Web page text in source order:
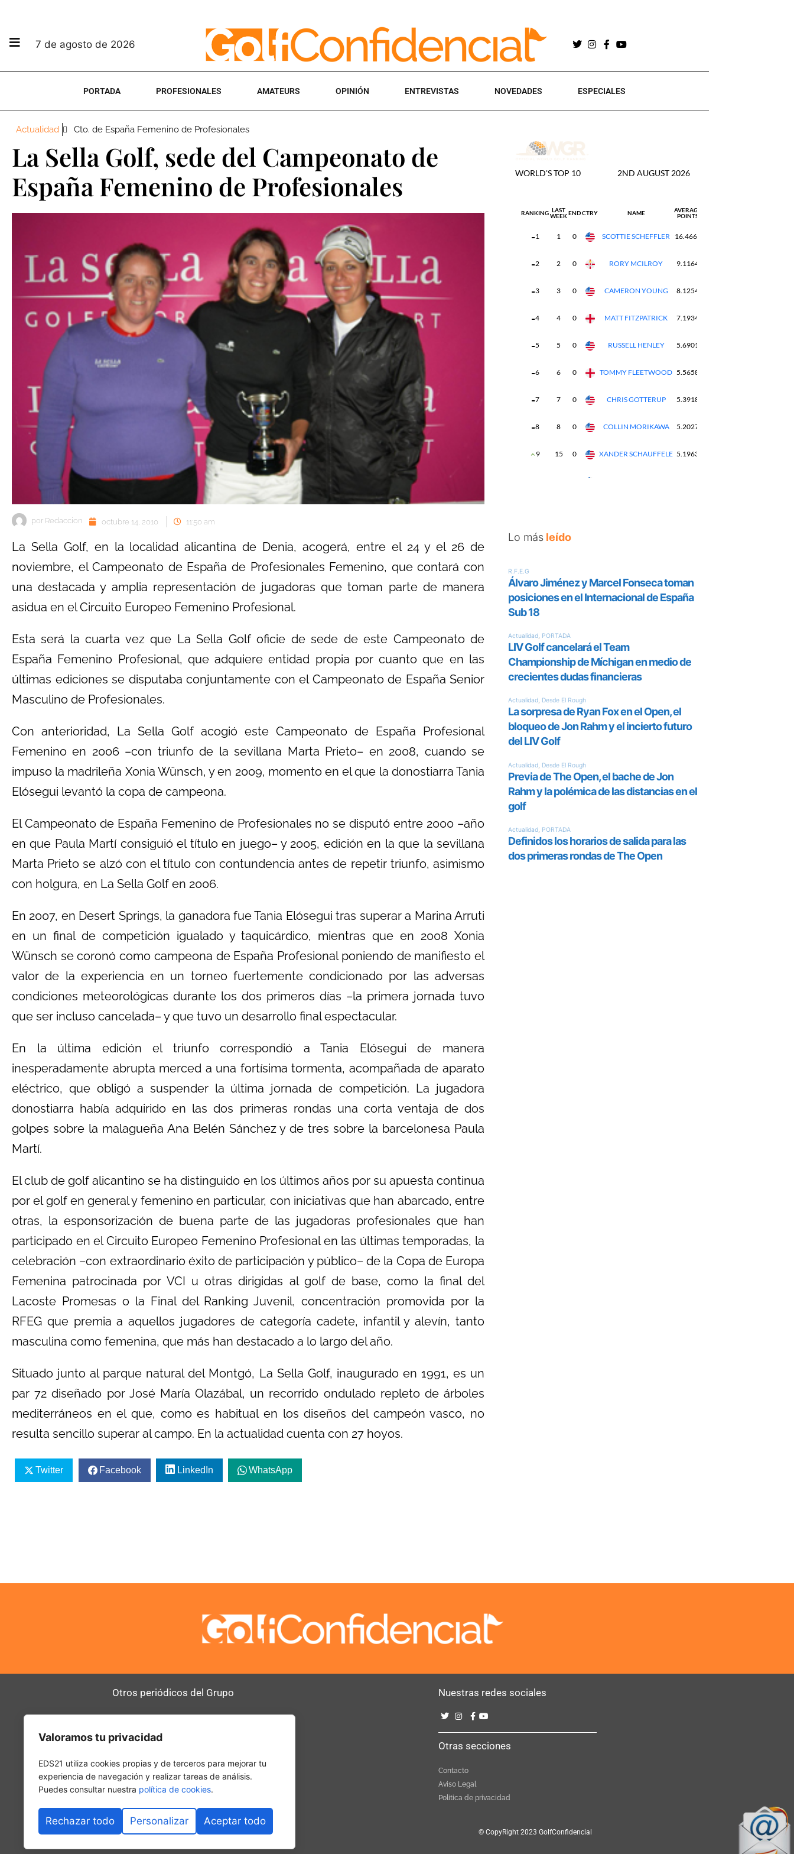
7 de agosto de 2026
PORTADA PROFESIONALES AMATEURS OPINIÓN ENTREVISTAS NOVEDADES ESPECIALES
Actualidad Cto. de España Femenino de Profesionales
La Sella Golf, sede del Campeonato de
España Femenino de Profesionales
por Redaccion octubre 14, 2010 11:50 am
La Sella Golf, en la localidad alicantina de Denia, acogerá, entre el 24 y el 26 de
noviembre, el Campeonato de España de Profesionales Femenino, que contará con
una destacada y amplia representación de jugadoras que toman parte de manera
asidua en el Circuito Europeo Femenino Profesional.
Esta será la cuarta vez que La Sella Golf oficie de sede de este Campeonato de
España Femenino Profesional, que adquiere entidad propia por cuanto que en las
últimas ediciones se disputaba conjuntamente con el Campeonato de España Senior
Masculino de Profesionales.
Con anterioridad, La Sella Golf acogió este Campeonato de España Profesional
Femenino en 2006 –con triunfo de la sevillana Marta Prieto– en 2008, cuando se
impuso la madrileña Xonia Wünsch, y en 2009, momento en el que la donostiarra Tania
Elósegui levantó la copa de campeona.
El Campeonato de España Femenino de Profesionales no se disputó entre 2000 –año
en que Paula Martí consiguió el título en juego– y 2005, edición en la que la sevillana
Marta Prieto se alzó con el título con contundencia antes de repetir triunfo, asimismo
con holgura, en La Sella Golf en 2006.
En 2007, en Desert Springs, la ganadora fue Tania Elósegui tras superar a Marina Arruti
en un final de competición igualado y taquicárdico, mientras que en 2008 Xonia
Wünsch se coronó como campeona de España Profesional poniendo de manifiesto el
valor de la experiencia en un torneo fuertemente condicionado por las adversas
condiciones meteorológicas durante los dos primeros días –la primera jornada tuvo
que ser incluso cancelada– y que tuvo un desarrollo final espectacular.
En la última edición el triunfo correspondió a Tania Elósegui de manera
inesperadamente abrupta merced a una fortísima tormenta, acompañada de aparato
eléctrico, que obligó a suspender la última jornada de competición. La jugadora
donostiarra había adquirido en las dos primeras rondas una corta ventaja de dos
golpes sobre la malagueña Ana Belén Sánchez y de tres sobre la barcelonesa Paula
Martí.
El club de golf alicantino se ha distinguido en los últimos años por su apuesta continua
por el golf en general y femenino en particular, con iniciativas que han abarcado, entre
otras, la esponsorización de buena parte de las jugadoras profesionales que han
participado en el Circuito Europeo Femenino Profesional en las últimas temporadas, la
celebración –con extraordinario éxito de participación y público– de la Copa de Europa
Femenina patrocinada por VCI u otras dirigidas al golf de base, como la final del
Lacoste Promesas o la Final del Ranking Juvenil, concentración promovida por la
RFEG que premia a aquellos jugadores de categoría cadete, infantil y alevín, tanto
masculina como femenina, que más han destacado a lo largo del año.
Situado junto al parque natural del Montgó, La Sella Golf, inaugurado en 1991, es un
par 72 diseñado por José María Olazábal, un recorrido ondulado repleto de árboles
mediterráneos en el que, como es habitual en los diseños del campeón vasco, no
resulta sencillo superar al campo. En la actualidad cuenta con 27 hoyos.
Twitter Facebook LinkedIn WhatsApp
Lo más leído
Otros periódicos del Grupo
SerComercial
Nuestras redes sociales
Otras secciones
Contacto
Aviso Legal
Politica de privacidad
© CopyRight 2023 GolfConfidencial
Valoramos tu privacidad
EDS21 utiliza cookies propias y de terceros para mejorar tu
experiencia de navegación y realizar tareas de análisis.
Puedes consultar nuestra política de cookies.
Rechazar todo Personalizar Aceptar todo